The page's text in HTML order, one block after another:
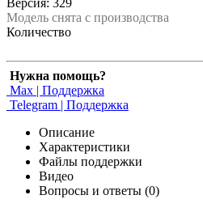
Модель снята с производства
Количество
Нужна помощь?
Max | Поддержка
Telegram | Поддержка
Описание
Характеристики
Файлы поддержки
Видео
Вопросы и ответы (0)